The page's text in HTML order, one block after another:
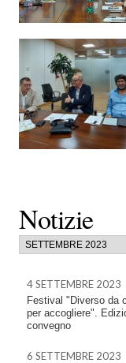
Notizie
4 SETTEMBRE 2023
Festival "Diverso da
per accogliere".
convegno
6 SETTEMBRE 2023